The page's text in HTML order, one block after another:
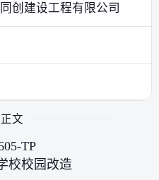
创建设工程有限公司
文
TP
校校园改造